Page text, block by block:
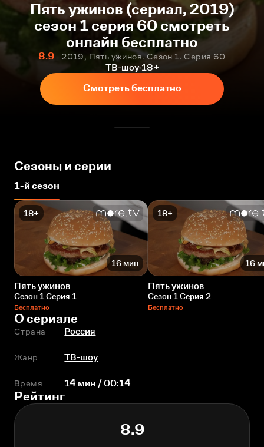
Пять ужинов (сериал, 2019)
сезон 1 серия 60 смотреть
онлайн бесплатно
8.9
2019, Пять ужинов. Сезон 1. Серия 60
ТВ-шоу 18+
Смотреть бесплатно
Сезоны и серии
1-й сезон
18+
16 мин
Пять ужинов
Сезон 1 Серия 1
Бесплатно
18+
16
Пять ужинов
Сезон 1 Серия 2
Бесплатно
О сериале
Страна Россия
Жанр ТВ-шоу
Время 14 мин / 00:14
Рейтинг
8.9